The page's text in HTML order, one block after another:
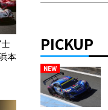
本
PICKUP
NEW